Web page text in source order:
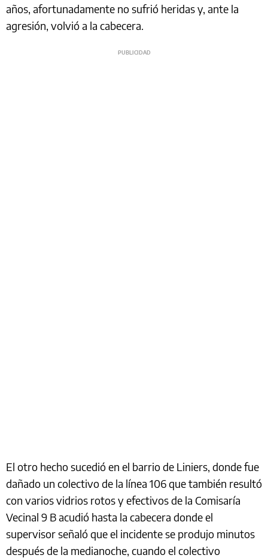
años, afortunadamente no sufrió heridas y, ante la
agresión, volvió a la cabecera.
El otro hecho sucedió en el barrio de Liniers, donde fue
dañado un colectivo de la línea 106 que también resultó
con varios vidrios rotos y efectivos de la Comisaría
Vecinal 9 B acudió hasta la cabecera donde el
supervisor señaló que el incidente se produjo minutos
después de la medianoche, cuando el colectivo